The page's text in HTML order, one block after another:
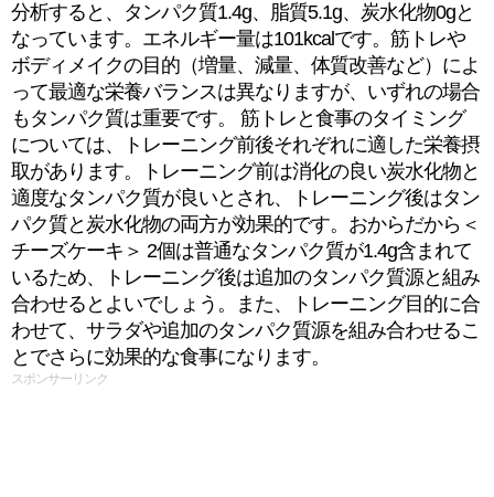
分析すると、タンパク質1.4g、脂質5.1g、炭水化物0gと
なっています。エネルギー量は101kcalです。筋トレや
ボディメイクの目的（増量、減量、体質改善など）によ
って最適な栄養バランスは異なりますが、いずれの場合
もタンパク質は重要です。 筋トレと食事のタイミング
については、トレーニング前後それぞれに適した栄養摂
取があります。トレーニング前は消化の良い炭水化物と
適度なタンパク質が良いとされ、トレーニング後はタン
パク質と炭水化物の両方が効果的です。おからだから＜
チーズケーキ＞ 2個は普通なタンパク質が1.4g含まれて
いるため、トレーニング後は追加のタンパク質源と組み
合わせるとよいでしょう。また、トレーニング目的に合
わせて、サラダや追加のタンパク質源を組み合わせるこ
とでさらに効果的な食事になります。
スポンサーリンク